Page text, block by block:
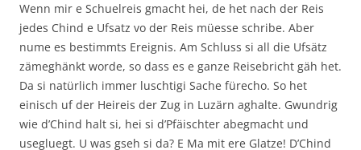
Wenn mir e Schuelreis gmacht hei, de het nach der Reis
jedes Chind e Ufsatz vo der Reis müesse schribe. Aber
nume es bestimmts Ereignis. Am Schluss si all die Ufsätz
zämeghänkt worde, so dass es e ganze Reisebricht gäh het.
Da si natürlich immer luschtigi Sache fürecho. So het
einisch uf der Heireis der Zug in Luzärn aghalte. Gwundrig
wie d’Chind halt si, hei si d’Pfäischter abegmacht und
usegluegt. U was gseh si da? E Ma mit ere Glatze! D’Chind